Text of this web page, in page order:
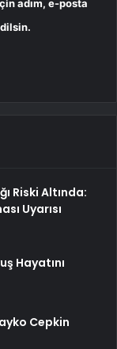
adım, e-posta
Riski Altında:
Uyarısı
Hayatını
Cepkin